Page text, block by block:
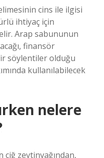
cins ile ilgisi
ihtiyaç için
Arap sabununun
finansör
söylentiler olduğu
kullanılabilecek
nelere
çiğ zeytinyağından,